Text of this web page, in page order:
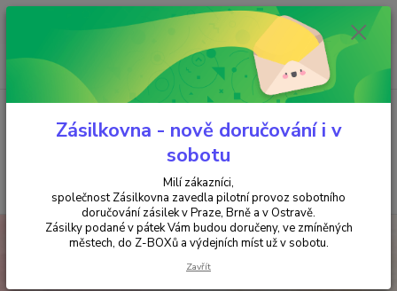
Minimální hodnota objednávky je 200 kč. Při nákupu nad 2000,- Kč je
požadována platba předem na účet.
Menu
+420 737 737 037
(Po-Pá, 9-18 hod.)
za
ANTIKVARIÁT Dotkni se zvířecí duše
Dotkni se zvířecí duše
Zásilkovna - nově doručování i v
sobotu
Milí zákazníci,
společnost Zásilkovna zavedla pilotní provoz sobotního
doručování zásilek v Praze, Brně a v Ostravě.
Zásilky podané v pátek Vám budou doručeny, ve zmíněných
městech, do Z-BOXů a výdejních míst už v sobotu.
Zavřít